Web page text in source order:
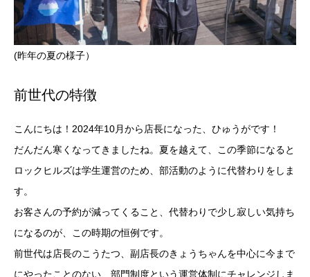
(昨年の夏の様子）
前世代の特徴
こんにちは！2024年10月から店長になった、ひゅうがです！
だんだん寒くなってきましたね。夏を越えて、この季節になると
ロックヒルズは学生運営のため、部活動のように代替わりをしま
す。
お客さんの予約が減ってくること、代替わりで少し寂しい気持ち
になるのが、この時期の恒例です。
前世代は店長のこうたつ、副店長のきょうちゃんを中心に今まで
にやったことのない、部門制度という運営体制にチャレンジしま